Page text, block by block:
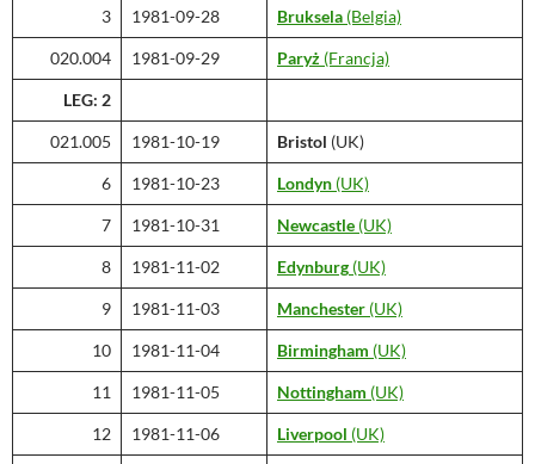
3 1981-09-28 Bruksela (Belgia)
020.004 1981-09-29 Paryż (Francja)
LEG: 2
021.005 1981-10-19 Bristol (UK)
6 1981-10-23 Londyn (UK)
7 1981-10-31 Newcastle (UK)
8 1981-11-02 Edynburg (UK)
9 1981-11-03 Manchester (UK)
10 1981-11-04 Birmingham (UK)
11 1981-11-05 Nottingham (UK)
12 1981-11-06 Liverpool (UK)